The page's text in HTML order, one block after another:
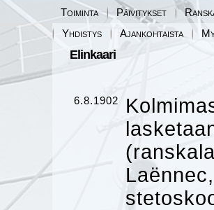
Toiminta Päivitykset
Yhdistys
Ajankohtaista
Elinkaari
6.8.1902